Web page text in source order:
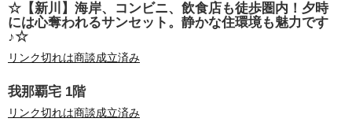
☆【新川】海岸、コンビニ、飲食店も徒歩圏内！夕時
には心奪われるサンセット。静かな住環境も魅力です
♪☆
リンク切れは商談成立済み
我那覇宅 1階
リンク切れは商談成立済み